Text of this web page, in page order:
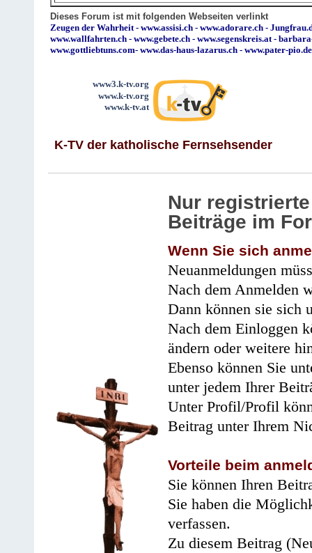
Dieses Forum ist mit folgenden Webseiten verlinkt
Zeugen der Wahrheit- www.assisi.ch - www.adorare.ch -
www.wallfahrten.ch - www.gebete.ch - www.segenskreis.at-
www.gottliebtuns.com- www.das-haus-lazarus.ch - www.pater-pio.de
www3.k-tv.org
www.k-tv.org
www.k-tv.at
K-TV der katholische Fernsehsender
Nur
Beiträge im
Wenn Sie sich
Neuanmeldungen
Nach dem Anmelden
Dann können sie sich
Nach dem Einloggen
ändern oder weitere
Ebenso können Sie
unter jedem Ihrer
Unter Profil/Profil
Beitrag unter Ihrem
Vorteile beim
Sie können Ihren
Sie haben die
verfassen.
Zu diesem Beitrag